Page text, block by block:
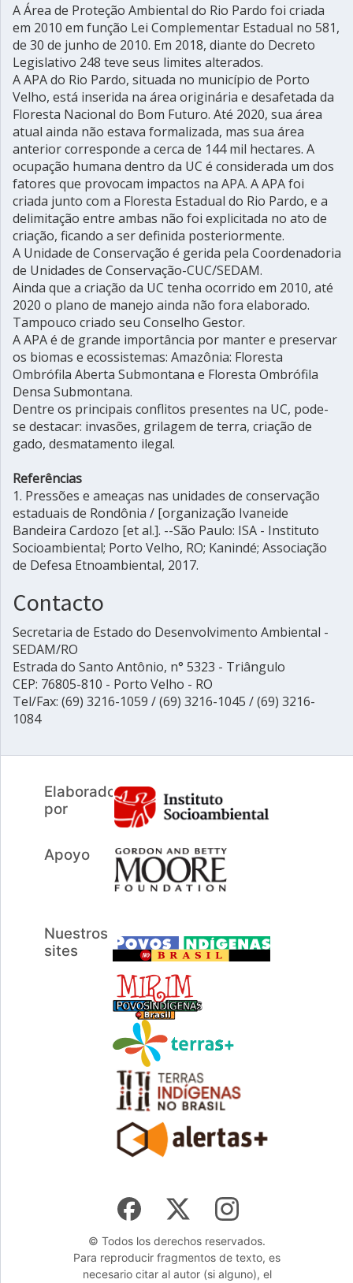
A Área de Proteção Ambiental do Rio Pardo foi criada
em 2010 em função Lei Complementar Estadual no 581,
de 30 de junho de 2010. Em 2018, diante do Decreto
Legislativo 248 teve seus limites alterados.
A APA do Rio Pardo, situada no município de Porto
Velho, está inserida na área originária e desafetada da
Floresta Nacional do Bom Futuro. Até 2020, sua área
atual ainda não estava formalizada, mas sua área
anterior corresponde a cerca de 144 mil hectares. A
ocupação humana dentro da UC é considerada um dos
fatores que provocam impactos na APA. A APA foi
criada junto com a Floresta Estadual do Rio Pardo, e a
delimitação entre ambas não foi explicitada no ato de
criação, ficando a ser definida posteriormente.
A Unidade de Conservação é gerida pela Coordenadoria
de Unidades de Conservação-CUC/SEDAM.
Ainda que a criação da UC tenha ocorrido em 2010, até
2020 o plano de manejo ainda não fora elaborado.
Tampouco criado seu Conselho Gestor.
A APA é de grande importância por manter e preservar
os biomas e ecossistemas: Amazônia: Floresta
Ombrófila Aberta Submontana e Floresta Ombrófila
Densa Submontana.
Dentre os principais conflitos presentes na UC, pode-
se destacar: invasões, grilagem de terra, criação de
gado, desmatamento ilegal.
Referências
1. Pressões e ameaças nas unidades de conservação
estaduais de Rondônia / [organização Ivaneide
Bandeira Cardozo [et al.]. --São Paulo: ISA - Instituto
Socioambiental; Porto Velho, RO; Kanindé; Associação
de Defesa Etnoambiental, 2017.
Contacto
Secretaria de Estado do Desenvolvimento Ambiental -
SEDAM/RO
Estrada do Santo Antônio, n° 5323 - Triângulo
CEP: 76805-810 - Porto Velho - RO
Tel/Fax: (69) 3216-1059 / (69) 3216-1045 / (69) 3216-
1084